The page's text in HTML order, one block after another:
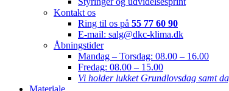
Kontakt os
Ring til os på 55 77 60 90
E-mail: salg@dkc-klima.dk
Åbningstider
Mandag – Torsdag: 08.00 – 16.00
Fredag: 08.00 – 15.00
Vi holder lukket Grundlovsdag samt
Materiale